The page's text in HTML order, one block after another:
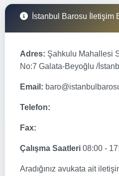
İstanbul Barosu İletişim
Adres: Şahkulu Mahallesi
No:7 Galata-Beyoğlu /
Email:
Telefon:
Fax:
Çalışma Saatleri 08:00 -
Aradığınız avukata ait